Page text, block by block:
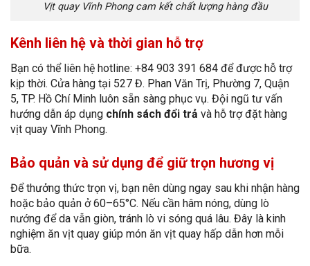
Vịt quay Vĩnh Phong cam kết chất lượng hàng đầu
Kênh liên hệ và thời gian hỗ trợ
Bạn có thể liên hệ hotline: +84 903 391 684 để được hỗ trợ
kịp thời. Cửa hàng tại 527 Đ. Phan Văn Trị, Phường 7, Quận
5, TP. Hồ Chí Minh luôn sẵn sàng phục vụ. Đội ngũ tư vấn
hướng dẫn áp dụng chính sách đổi trả và hỗ trợ đặt hàng
vịt quay Vĩnh Phong.
Bảo quản và sử dụng để giữ trọn hương vị
Để thưởng thức trọn vị, bạn nên dùng ngay sau khi nhận hàng
hoặc bảo quản ở 60–65°C. Nếu cần hâm nóng, dùng lò
nướng để da vẫn giòn, tránh lò vi sóng quá lâu. Đây là kinh
nghiệm ăn vịt quay giúp món ăn vịt quay hấp dẫn hơn mỗi
bữa.